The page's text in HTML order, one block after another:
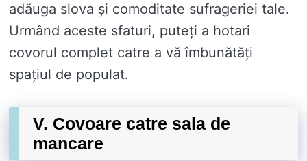
adăuga slova și comoditate sufrageriei tale.
Urmând aceste sfaturi, puteți a hotari
covorul complet catre a vă îmbunătăți
spațiul de populat.
V. Covoare catre sala de
mancare